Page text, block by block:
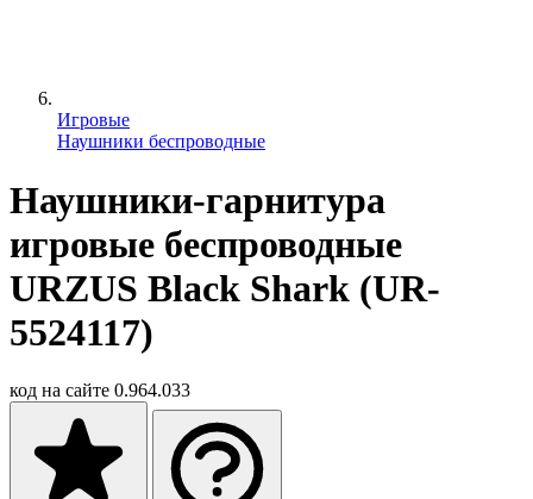
Игровые
Наушники беспроводные
Наушники-гарнитура
игровые беспроводные
URZUS Black Shark (UR-
5524117)
код на сайте 0.964.033